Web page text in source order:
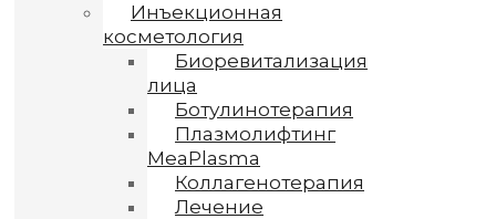
Инъекционная
косметология
Биоревитализация
лица
Ботулинотерапия
Плазмолифтинг
MeaPlasma
Коллагенотерапия
Лечение